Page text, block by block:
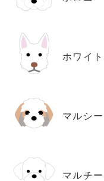
ホワイ
マルシ
マルチ